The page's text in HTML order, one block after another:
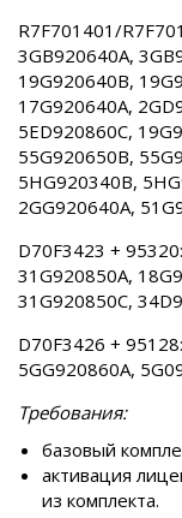
R7F701401/
3GB920640A,
19G920640B,
17G920640A,
5ED920860C,
55G920650B,
5HG920340B,
2GG920640A,
D70F3423 +
31G920850A,
31G920850C,
D70F3426 +
5GG920860A,
Требования:
базовый
активация
из комплекта.